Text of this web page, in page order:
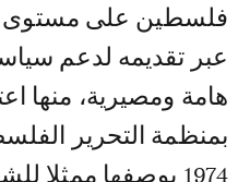
فلسطين على مستوى
عبر تقديمه لدعم
هامة ومصيرية، منها
1974 بوصفها